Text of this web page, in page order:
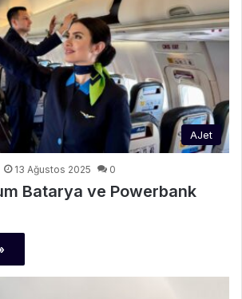
AJet
13 Ağustos 2025 0
Batarya ve Powerbank